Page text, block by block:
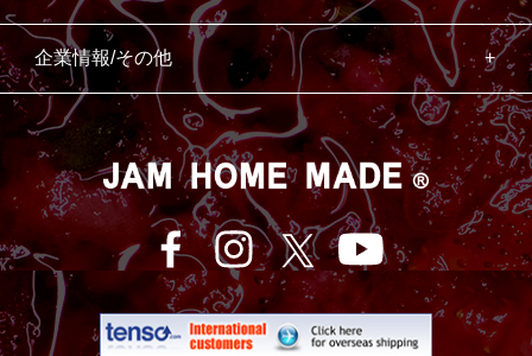
企業情報/その他